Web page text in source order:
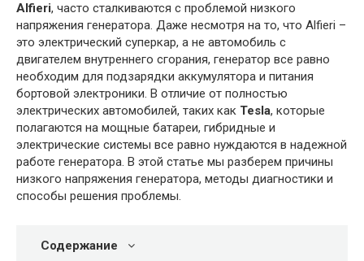
Alfieri, часто сталкиваются с проблемой низкого
напряжения генератора. Даже несмотря на то, что Alfieri –
это электрический суперкар, а не автомобиль с
двигателем внутреннего сгорания, генератор все равно
необходим для подзарядки аккумулятора и питания
бортовой электроники. В отличие от полностью
электрических автомобилей, таких как Tesla, которые
полагаются на мощные батареи, гибридные и
электрические системы все равно нуждаются в надежной
работе генератора. В этой статье мы разберем причины
низкого напряжения генератора, методы диагностики и
способы решения проблемы.
Содержание